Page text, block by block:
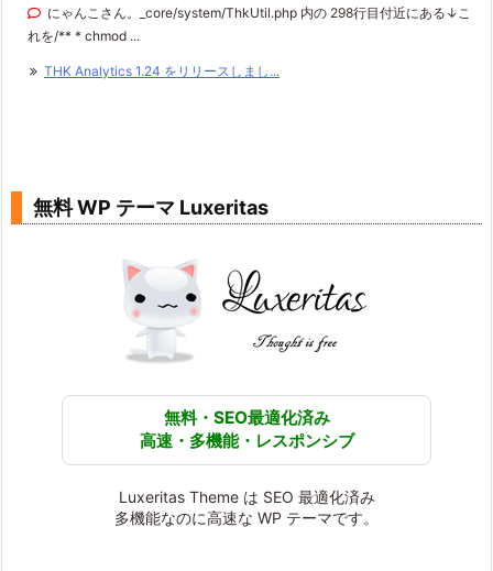
にゃんこさん。_core/system/ThkUtil.php 内の 298行目付近にある↓こ
れを/** * chmod ...
THK Analytics 1.24 をリリースしまし...
無料 WP テーマ Luxeritas
無料・SEO最適化済み
高速・多機能・レスポンシブ
Luxeritas Theme は SEO 最適化済み
多機能なのに高速な WP テーマです。